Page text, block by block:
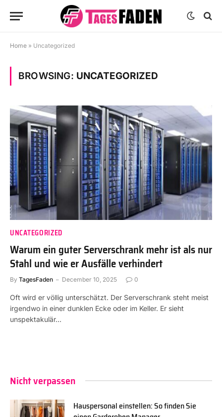
Home » Uncategorized
BROWSING: UNCATEGORIZED
UNCATEGORIZED
Warum ein guter Serverschrank mehr ist als nur
Stahl und wie er Ausfälle verhindert
By TagesFaden December 10, 2025 0
Oft wird er völlig unterschätzt. Der Serverschrank steht meist
irgendwo in einer dunklen Ecke oder im Keller. Er sieht
unspektakulär…
Nicht verpassen
Hauspersonal einstellen: So finden Sie